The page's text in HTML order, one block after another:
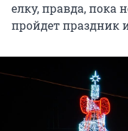
елку, правда, пока
пройдет праздник